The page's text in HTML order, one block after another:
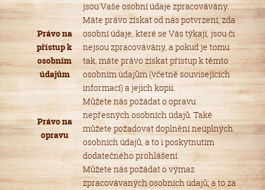
jsou Vaše osobní údaje zpracovávány.
Právo na
přístup k
osobním
údajům
Máte právo získat od nás potvrzení, zda
osobní údaje, které se Vás týkají, jsou či
nejsou zpracovávány, a pokud je tomu
tak, máte právo získat přístup k těmto
osobním údajům (včetně souvisejících
informací) a jejich kopii.
Právo na
opravu
Můžete nás požádat o opravu
nepřesných osobních údajů. Také
můžete požadovat doplnění neúplných
osobních údajů, a to i poskytnutím
dodatečného prohlášení.
Můžete nás požádat o výmaz
zpracovávaných osobních údajů; a to za